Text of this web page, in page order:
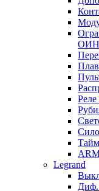
Legrand
Диф.